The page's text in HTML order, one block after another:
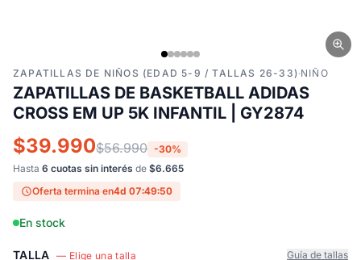
ZAPATILLAS DE NIÑOS (EDAD 5-9 / TALLAS 26-33)·NIÑO
ZAPATILLAS DE BASKETBALL ADIDAS
CROSS EM UP 5K INFANTIL | GY2874
$39.990$56.990 -30%
Hasta 6 cuotas sin interés de $6.665
Oferta termina en4d 07:49:50
En stock
TALLA — Elige una talla Guía de tallas